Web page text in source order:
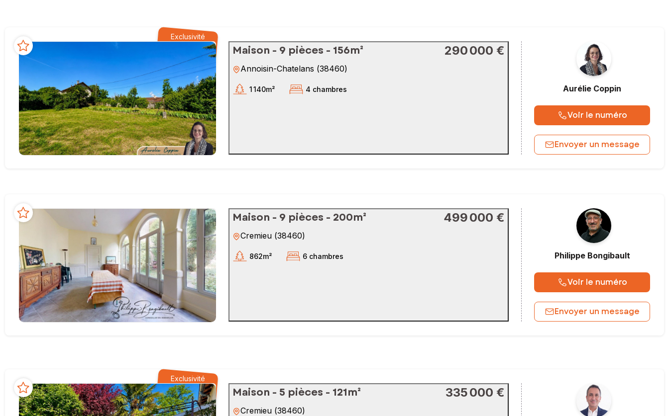
Exclusivité
Maison - 9 pièces - 156m² 290 000 €
Annoisin-Chatelans (38460)
1 140m² 4 chambres Aurélie Coppin
Voir le numéro
Envoyer un message
Maison - 9 pièces - 200m² 499 000 €
Cremieu (38460)
862m² 6 chambres Philippe Bongibault
Voir le numéro
Envoyer un message
Exclusivité
Maison - 5 pièces - 121m² 335 000 €
Cremieu (38460)